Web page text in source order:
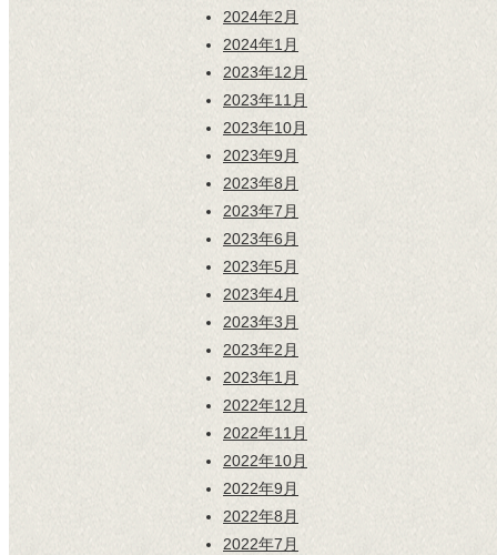
2024年2月
2024年1月
2023年12月
2023年11月
2023年10月
2023年9月
2023年8月
2023年7月
2023年6月
2023年5月
2023年4月
2023年3月
2023年2月
2023年1月
2022年12月
2022年11月
2022年10月
2022年9月
2022年8月
2022年7月